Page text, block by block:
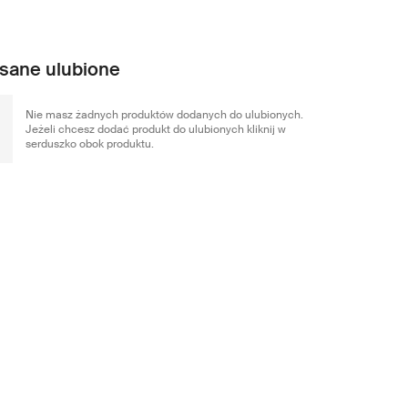
ulubione
Nie masz żadnych produktów dodanych do ulubionych.
Jeżeli chcesz dodać produkt do ulubionych kliknij w
serduszko obok produktu.